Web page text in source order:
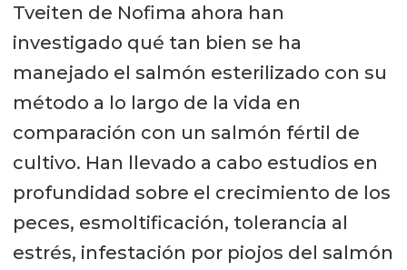
Tveiten de Nofima ahora han
investigado qué tan bien se ha
manejado el salmón esterilizado con su
método a lo largo de la vida en
comparación con un salmón fértil de
cultivo. Han llevado a cabo estudios en
profundidad sobre el crecimiento de los
peces, esmoltificación, tolerancia al
estrés, infestación por piojos del salmón